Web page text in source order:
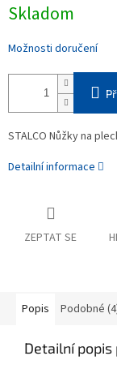
cena:
Skladom
Možnosti doručení
STALCO Nůžky na
Detailní informace
ZEPTAT SE
Popis Podobné
Detailní popis